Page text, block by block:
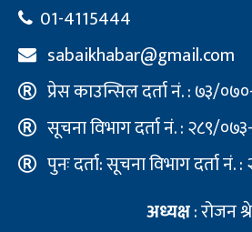
01-4115444
sabaikhabar@gmail.com
प्रेस काउन्सिल दर्ता नं. : ७३/
सूचना विभाग दर्ता नं. : २८९/
पुनः दर्ता: सूचना विभाग दर्ता
अध्यक्ष: रोजन